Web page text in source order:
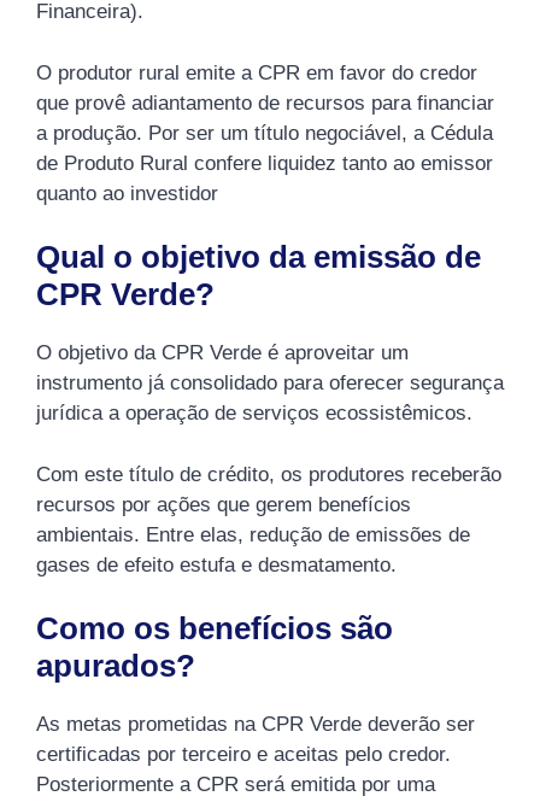
Financeira).
O produtor rural emite a CPR em favor do credor
que provê adiantamento de recursos para financiar
a produção. Por ser um título negociável, a Cédula
de Produto Rural confere liquidez tanto ao emissor
quanto ao investidor
Qual o objetivo da emissão de
CPR Verde?
O objetivo da CPR Verde é aproveitar um
instrumento já consolidado para oferecer segurança
jurídica a operação de serviços ecossistêmicos.
Com este título de crédito, os produtores receberão
recursos por ações que gerem benefícios
ambientais. Entre elas, redução de emissões de
gases de efeito estufa e desmatamento.
Como os benefícios são
apurados?
As metas prometidas na CPR Verde deverão ser
certificadas por terceiro e aceitas pelo credor.
Posteriormente a CPR será emitida por uma